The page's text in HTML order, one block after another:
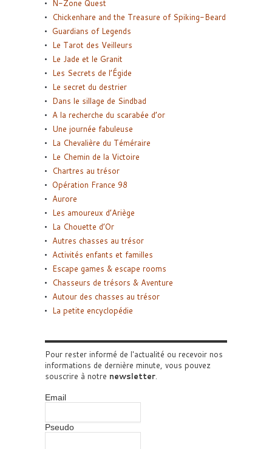
N-Zone Quest
Chickenhare and the Treasure of Spiking-Beard
Guardians of Legends
Le Tarot des Veilleurs
Le Jade et le Granit
Les Secrets de l’Égide
Le secret du destrier
Dans le sillage de Sindbad
A la recherche du scarabée d’or
Une journée fabuleuse
La Chevalière du Téméraire
Le Chemin de la Victoire
Chartres au trésor
Opération France 98
Aurore
Les amoureux d’Ariège
La Chouette d’Or
Autres chasses au trésor
Activités enfants et familles
Escape games & escape rooms
Chasseurs de trésors & Aventure
Autour des chasses au trésor
La petite encyclopédie
Pour rester informé de l'actualité ou recevoir nos
informations de dernière minute, vous pouvez
souscrire à notre newsletter.
Email
Pseudo